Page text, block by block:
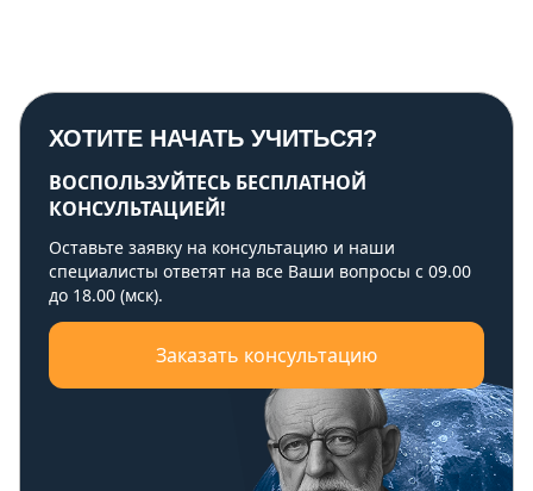
ХОТИТЕ НАЧАТЬ УЧИТЬСЯ?
ВОСПОЛЬЗУЙТЕСЬ БЕСПЛАТНОЙ
КОНСУЛЬТАЦИЕЙ!
Оставьте заявку на консультацию и наши
специалисты ответят на все Ваши вопросы с 09.00
до 18.00 (мск).
Заказать консультацию